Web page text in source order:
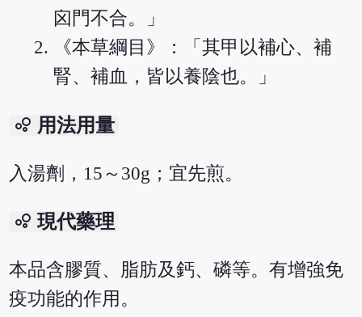
囟門不合。」
《本草綱目》：「其甲以補心、補
腎、補血，皆以養陰也。」
bubble_chart 用法用量
入湯劑，15～30g；宜先煎。
bubble_chart 現代藥理
本品含膠質、脂肪及鈣、磷等。有增強免
疫功能的作用。